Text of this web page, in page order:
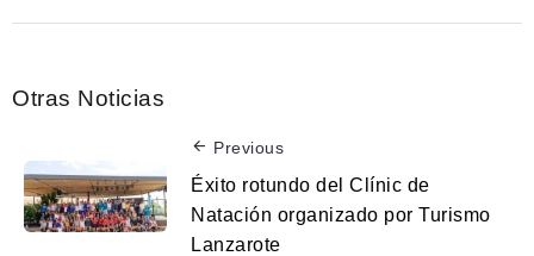
Otras Noticias
Previous
Éxito rotundo del Clínic de
Natación organizado por Turismo
Lanzarote